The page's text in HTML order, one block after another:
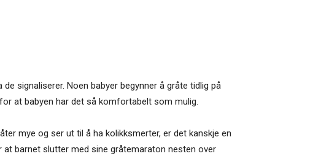
signaliserer. Noen babyer begynner å gråte tidlig på
at babyen har det så komfortabelt som mulig.
mye og ser ut til å ha kolikksmerter, er det kanskje en
barnet slutter med sine gråtemaraton nesten over